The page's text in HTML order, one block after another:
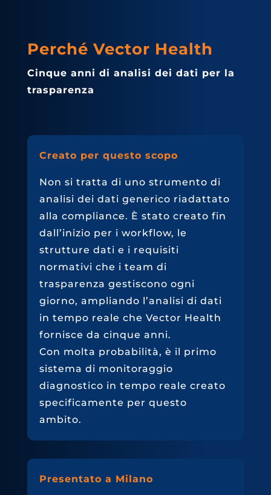
Perché Vector Health
Cinque anni di analisi dei dati per la
trasparenza
Creato per questo scopo
Non si tratta di uno strumento di
analisi dei dati generico riadattato
alla compliance. È stato creato fin
dall’inizio per i workflow, le
strutture dati e i requisiti
normativi che i team di
trasparenza gestiscono ogni
giorno, ampliando l’analisi di dati
in tempo reale che Vector Health
fornisce da cinque anni.
Con molta probabilità, è il primo
sistema di monitoraggio
diagnostico in tempo reale creato
specificamente per questo
ambito.
Presentato a Milano